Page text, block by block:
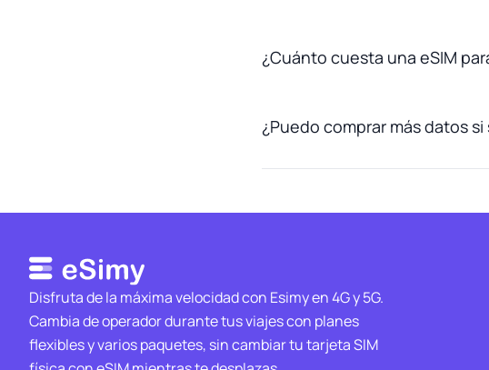
¿Cuánto cuesta una eSIM
¿Puedo comprar más datos
Disfruta de la máxima velocidad con Esimy en 4G y 5G.
Cambia de operador durante tus viajes con planes
flexibles y varios paquetes, sin cambiar tu tarjeta SIM